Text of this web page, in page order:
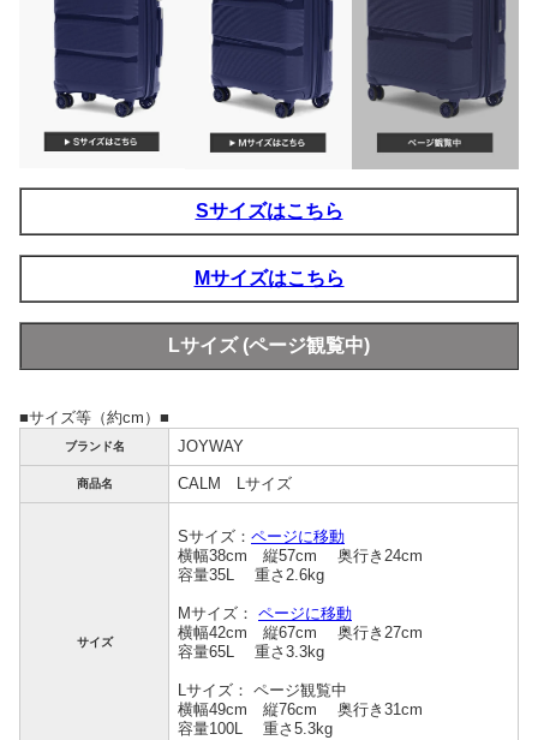
Sサイズはこちら
Mサイズはこちら
Lサイズ (ページ観覧中)
■サイズ等（約cm）■
ブランド名 JOYWAY
商品名 CALM Lサイズ
サイズ
Sサイズ： ページに移動
横幅38cm 縦57cm 奥行き24cm
容量35L 重さ2.6kg
Mサイズ： ページに移動
横幅42cm 縦67cm 奥行き27cm
容量65L 重さ3.3kg
Lサイズ： ページ観覧中
横幅49cm 縦76cm 奥行き31cm
容量100L 重さ5.3kg